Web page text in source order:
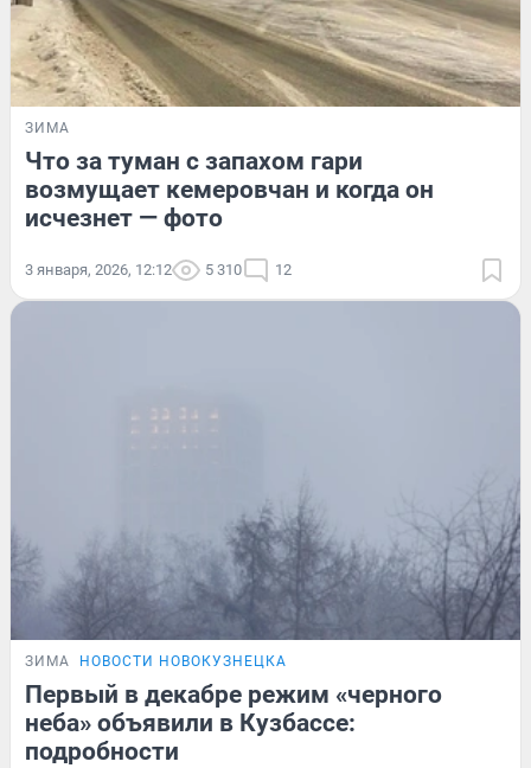
ЗИМА
Что за туман с запахом гари
возмущает кемеровчан и когда он
исчезнет — фото
3 января, 2026, 12:12 5 310 12
ЗИМА НОВОСТИ НОВОКУЗНЕЦКА
Первый в декабре режим «черного
неба» объявили в Кузбассе:
подробности